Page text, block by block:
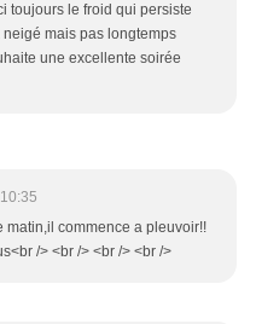
toujours le froid qui persiste
mais pas longtemps
une excellente soirée
matin,il commence a pleuvoir!!
/> <br /> <br /> <br />